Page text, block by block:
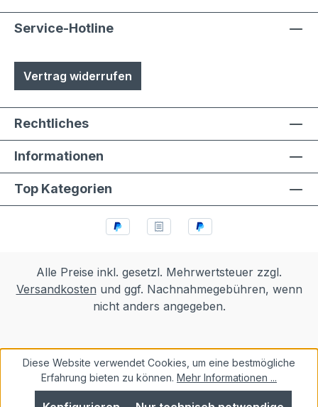
Service-Hotline
Vertrag widerrufen
Rechtliches
Informationen
Top Kategorien
Alle Preise inkl. gesetzl. Mehrwertsteuer zzgl.
Versandkosten und ggf. Nachnahmegebühren, wenn
nicht anders angegeben.
Diese Website verwendet Cookies, um eine bestmögliche
Erfahrung bieten zu können. Mehr Informationen ...